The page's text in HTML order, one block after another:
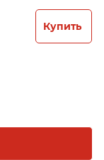
Купить